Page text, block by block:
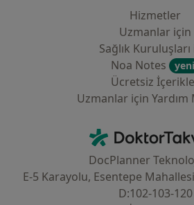
Hizmetler
Uzmanlar için
Sağlık
Noa Notes
yeni
Ücretsiz
Uzmanlar için Yardım
DocPlanner
E-5 Karayolu, Esentepe
D:102-103-120